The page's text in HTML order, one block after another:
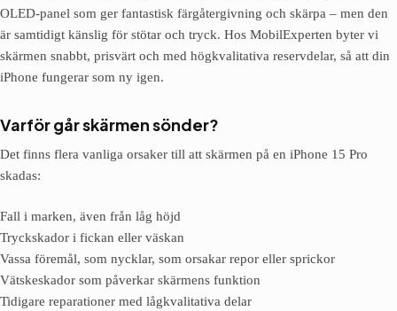
OLED-panel som ger fantastisk färgåtergivning och skärpa – men den
är samtidigt känslig för stötar och tryck. Hos MobilExperten byter vi
skärmen snabbt, prisvärt och med högkvalitativa reservdelar, så att din
iPhone fungerar som ny igen.
Varför går skärmen sönder?
Det finns flera vanliga orsaker till att skärmen på en iPhone 15 Pro
skadas:
Fall i marken, även från låg höjd
Tryckskador i fickan eller väskan
Vassa föremål, som nycklar, som orsakar repor eller sprickor
Vätskeskador som påverkar skärmens funktion
Tidigare reparationer med lågkvalitativa delar